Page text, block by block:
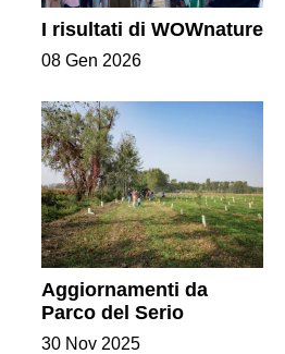
I risultati di WOWnature
08 Gen 2026
Aggiornamenti da
Parco del Serio
30 Nov 2025